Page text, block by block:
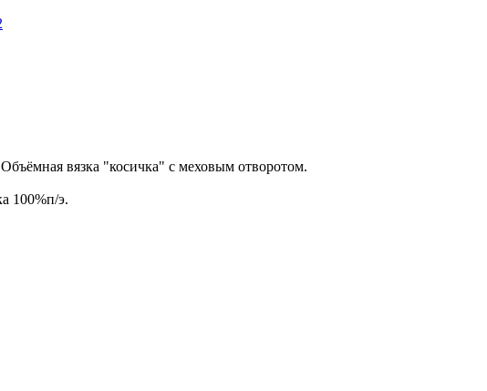
вязка "косичка" с меховым отворотом.
100%п/э.